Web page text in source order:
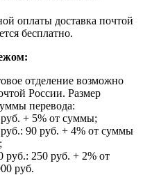
оплаты доставка почтой
бесплатно.
отделение возможно
России. Размер
перевода:
+ 5% от суммы;
90 руб. + 4% от суммы
руб.: 250 руб. + 2% от
руб.